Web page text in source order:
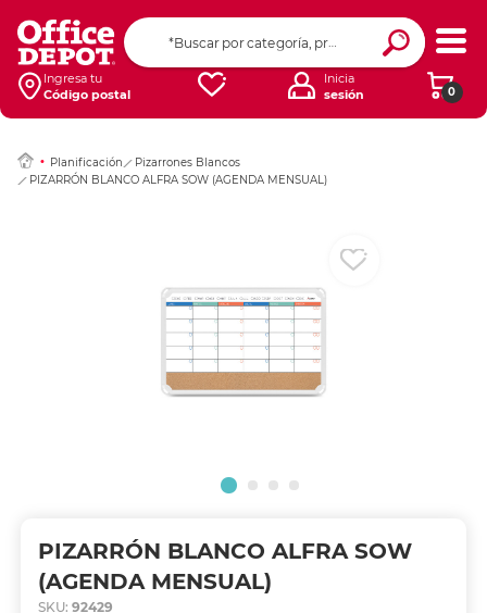
Ingresa tu
Código postal
0
Inicia
sesión
Planificación
Pizarrones Blancos
PIZARRÓN BLANCO ALFRA SOW (AGENDA MENSUAL)
PIZARRÓN BLANCO ALFRA SOW
(AGENDA MENSUAL)
SKU: 92429
Ingresar Codigo